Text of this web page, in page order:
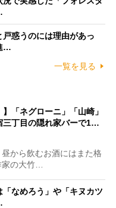
惑うのには理由があっ
…
一覧を見る
】「ネグローニ」「山崎」
三丁目の隠れ家バーで1…
から飲むお酒にはまた格
の大竹…
「なめろう」や「キヌカツ